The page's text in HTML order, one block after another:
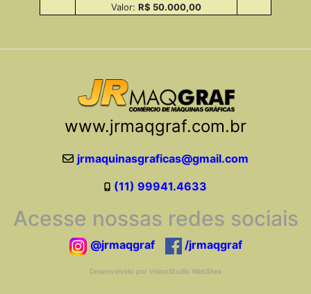
Valor: R$ 50.000,00
www.jrmaqgraf.com.br
jrmaquinasgraficas@gmail.com
(11) 99941.4633
Acesse nossas redes sociais
@jrmaqgraf /jrmaqgraf
Desenvolvido por VisionStudio WebSites